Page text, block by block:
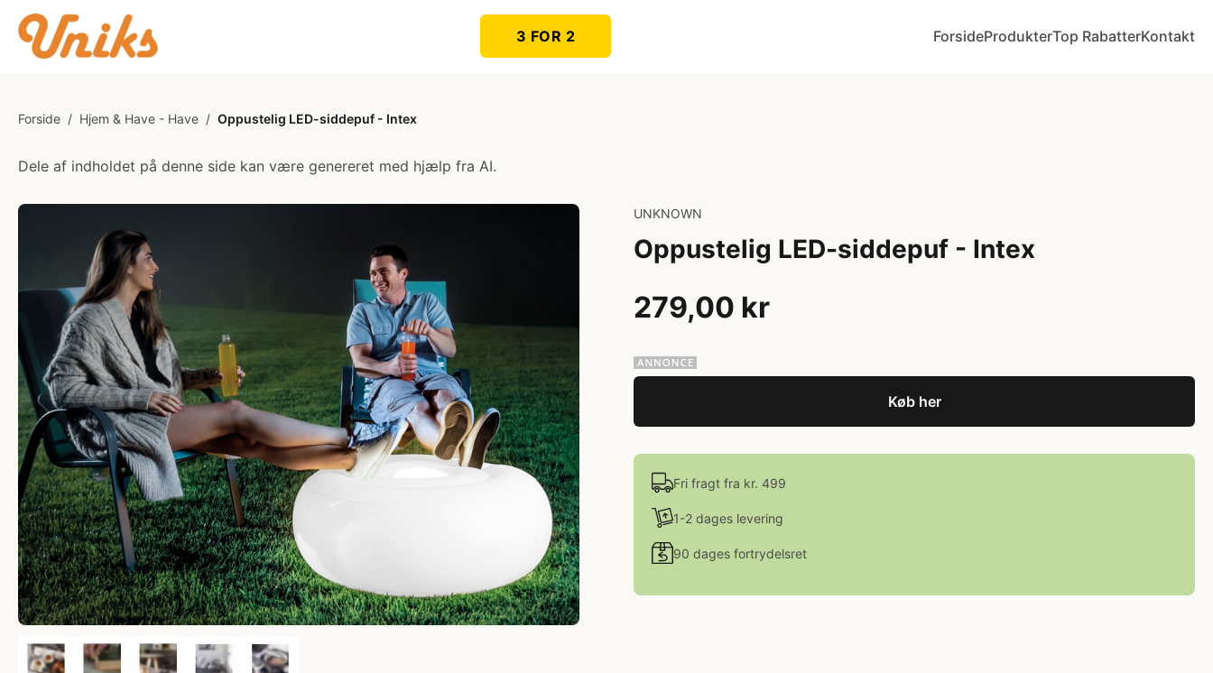
3 FOR 2 ForsideProdukterTop RabatterKontakt
Forside / Hjem & Have - Have / Oppustelig LED-siddepuf - Intex
Dele af indholdet på denne side kan være genereret med hjælp fra AI.
UNKNOWN
Oppustelig LED-siddepuf - Intex
279,00 kr
Køb her
Fri fragt fra kr. 499
1-2 dages levering
90 dages fortrydelsret